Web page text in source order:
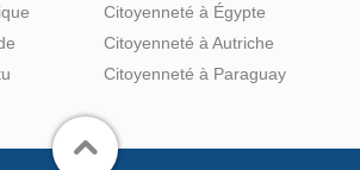
Citoyenneté à Égypte
Citoyenneté à Autriche
Citoyenneté à Paraguay